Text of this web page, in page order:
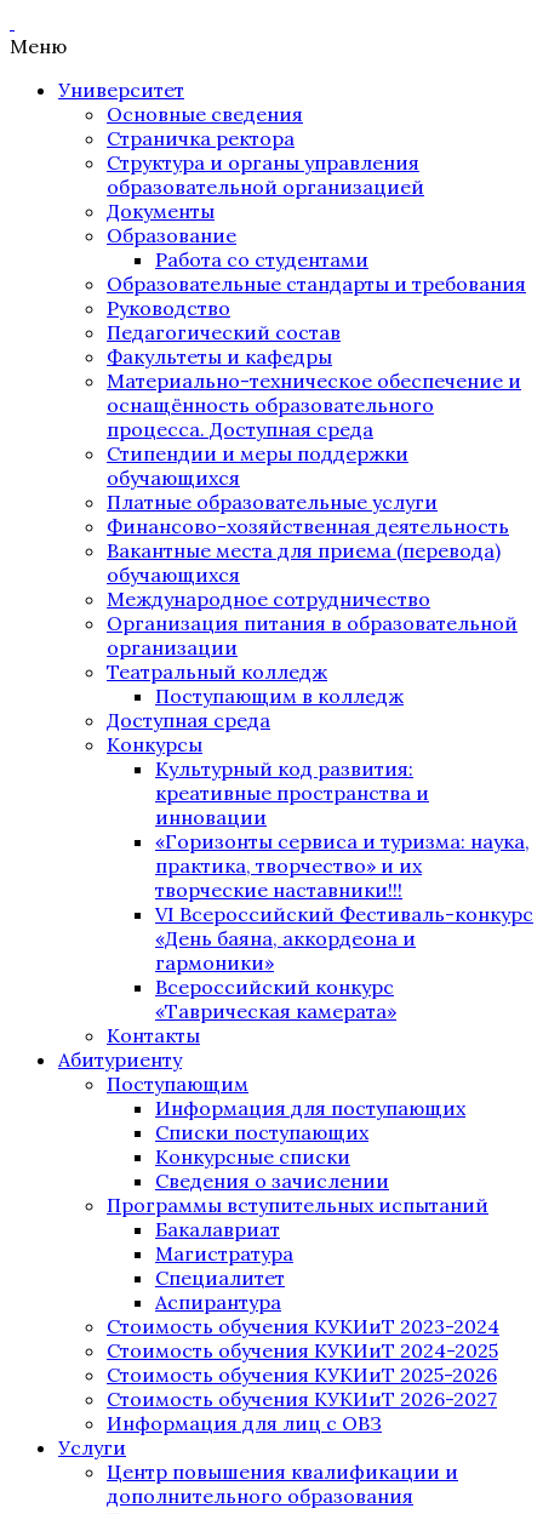
Меню
Университет
Основные сведения
Страничка ректора
Структура и органы управления
образовательной организацией
Документы
Образование
Работа со студентами
Образовательные стандарты и требования
Руководство
Педагогический состав
Факультеты и кафедры
Материально-техническое обеспечение и
оснащённость образовательного
процесса. Доступная среда
Стипендии и меры поддержки
обучающихся
Платные образовательные услуги
Финансово-хозяйственная деятельность
Вакантные места для приема (перевода)
обучающихся
Международное сотрудничество
Организация питания в образовательной
организации
Театральный колледж
Поступающим в колледж
Доступная среда
Конкурсы
Культурный код развития:
креативные пространства и
инновации
«Горизонты сервиса и туризма: наука,
практика, творчество» и их
творческие наставники!!!
VI Всероссийский Фестиваль-конкурс
«День баяна, аккордеона и
гармоники»
Всероссийский конкурс
«Таврическая камерата»
Контакты
Абитуриенту
Поступающим
Информация для поступающих
Списки поступающих
Конкурсные списки
Сведения о зачислении
Программы вступительных испытаний
Бакалавриат
Магистратура
Специалитет
Аспирантура
Стоимость обучения КУКИиТ 2023-2024
Стоимость обучения КУКИиТ 2024-2025
Стоимость обучения КУКИиТ 2025-2026
Стоимость обучения КУКИиТ 2026-2027
Информация для лиц с ОВЗ
Услуги
Центр повышения квалификации и
дополнительного образования